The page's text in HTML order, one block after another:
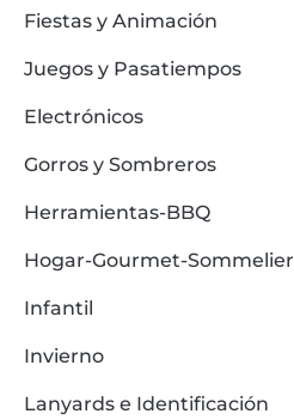
Fiestas y Animación
Juegos y Pasatiempos
Electrónicos
Gorros y Sombreros
Herramientas-BBQ
Hogar-Gourmet-Sommelier
Infantil
Invierno
Lanyards e Identificación